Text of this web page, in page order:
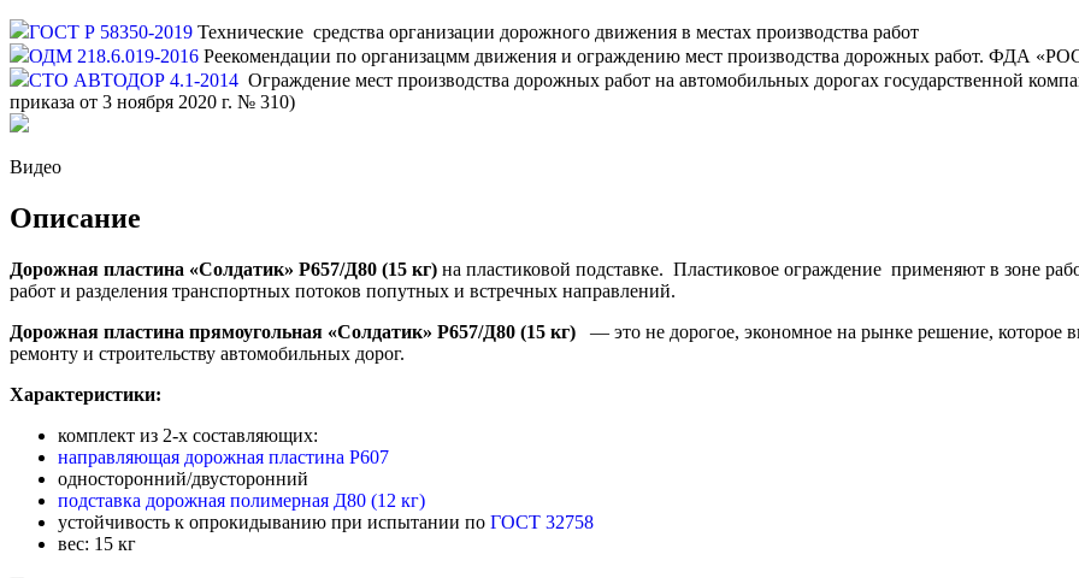
ГОСТ Р 58350-2019 Технические средства организации дорожного движения в местах производства работ
ОДМ 218.6.019-2016 Реекомендации по организацмм движения и ограждению мест производства дорожных работ. ФДА
СТО АВТОДОР 4.1-2014 Ограждение мест производства дорожных работ на автомобильных дорогах государственной
приказа от 3 ноября 2020 г. № 310)
Видео
Описание
Дорожная пластина «Солдатик» Р657/Д80 (15 кг) на пластиковой подставке. Пластиковое ограждение применяют в зоне
работ и разделения транспортных потоков попутных и встречных направлений.
Дорожная пластина прямоугольная «Солдатик» Р657/Д80 (15 кг)
— это не дорогое, экономное на рынке решение,
ремонту и строительству автомобильных дорог.
Характеристики:
комплект из 2-х составляющих:
направляющая дорожная пластина Р607
односторонний/двусторонний
подставка дорожная полимерная Д80 (12 кг)
устойчивость к опрокидыванию при испытании по ГОСТ 32758
вес: 15 кг